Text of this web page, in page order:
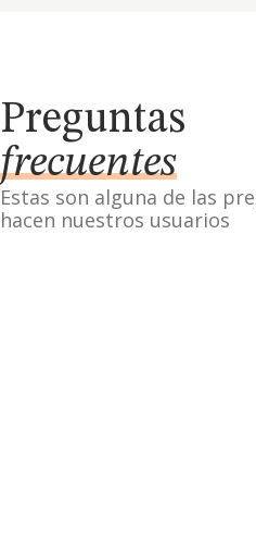
Preguntas
frecuentes
Estas son alguna de las
hacen nuestros usuarios